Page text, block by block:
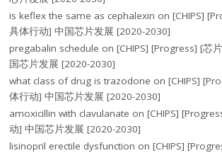
is keflex the same as cephalexin on[CHIPS]
具体行动] 中国芯片发展 [2020-2030]
pregabalin schedule on[CHIPS] [Progress] [芯
国芯片发展 [2020-2030]
what class of drug is trazodone on[CHIPS]
体行动] 中国芯片发展 [2020-2030]
amoxicillin with clavulanate on[CHIPS]
动] 中国芯片发展 [2020-2030]
lisinopril erectile dysfunction on[CHIPS]